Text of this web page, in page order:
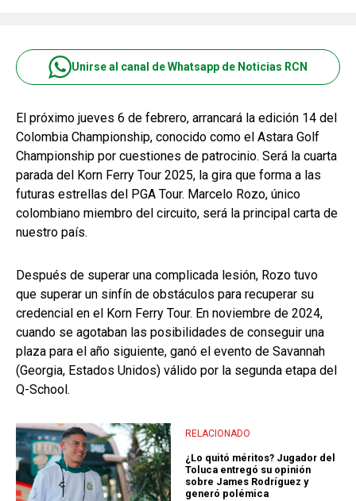
Unirse al canal de Whatsapp de Noticias RCN
El próximo jueves 6 de febrero, arrancará la edición 14 del
Colombia Championship, conocido como el Astara Golf
Championship por cuestiones de patrocinio. Será la cuarta
parada del Korn Ferry Tour 2025, la gira que forma a las
futuras estrellas del PGA Tour. Marcelo Rozo, único
colombiano miembro del circuito, será la principal carta de
nuestro país.
Después de superar una complicada lesión, Rozo tuvo
que superar un sinfín de obstáculos para recuperar su
credencial en el Korn Ferry Tour. En noviembre de 2024,
cuando se agotaban las posibilidades de conseguir una
plaza para el año siguiente, ganó el evento de Savannah
(Georgia, Estados Unidos) válido por la segunda etapa del
Q-School.
RELACIONADO
¿Lo quitó méritos? Jugador del
Toluca entregó su opinión
sobre James Rodríguez y
generó polémica